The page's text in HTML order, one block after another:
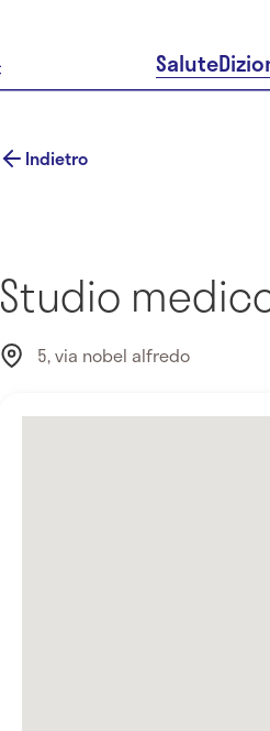
Salute
Indietro
Studio
5, via nobel alfredo